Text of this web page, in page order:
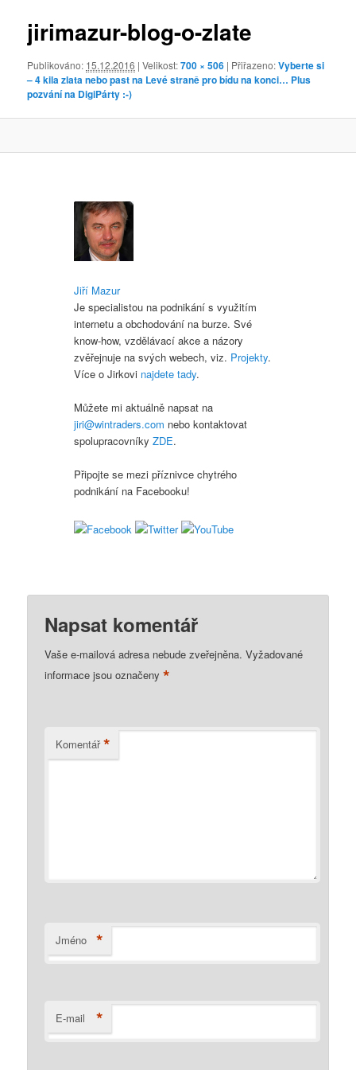
jirimazur-blog-o-zlate
Publikováno: 15.12.2016 | Velikost:700 × 506 | Přiřazeno:Vyberte si
– 4 kila zlata nebo past na Levé straně pro bídu na konci… Plus
pozvání na DigiPárty :-)
Jiří Mazur
Je specialistou na podnikání s využitím
internetu a obchodování na burze. Své
know-how, vzdělávací akce a názory
zvěřejnuje na svých webech, viz. Projekty.
Více o Jirkovi najdete tady.
Můžete mi aktuálně napsat na
jiri@wintraders.com nebo kontaktovat
spolupracovníkyZDE.
Připojte se mezi příznivce chytrého
podnikání na Facebooku!
Napsat komentář
Vaše e-mailová adresa nebude zveřejněna. Vyžadované
informace jsou označeny*
Komentář *
Jméno *
E-mail *